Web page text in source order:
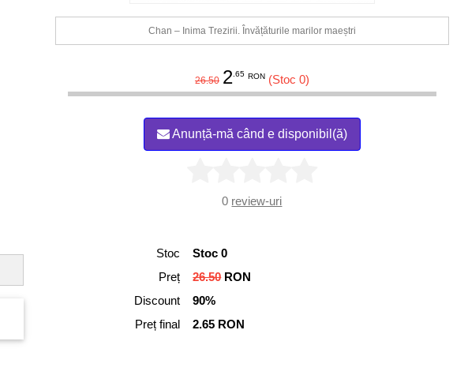
Chan – Inima Trezirii. Învățăturile marilor maeștri
26.50 2 .65 RON (Stoc 0)
Anunță-mă când e disponibil(ă)
0 review-uri
Stoc
Stoc 0
Preț
26.50RON
Discount
90%
Preț final
2.65 RON